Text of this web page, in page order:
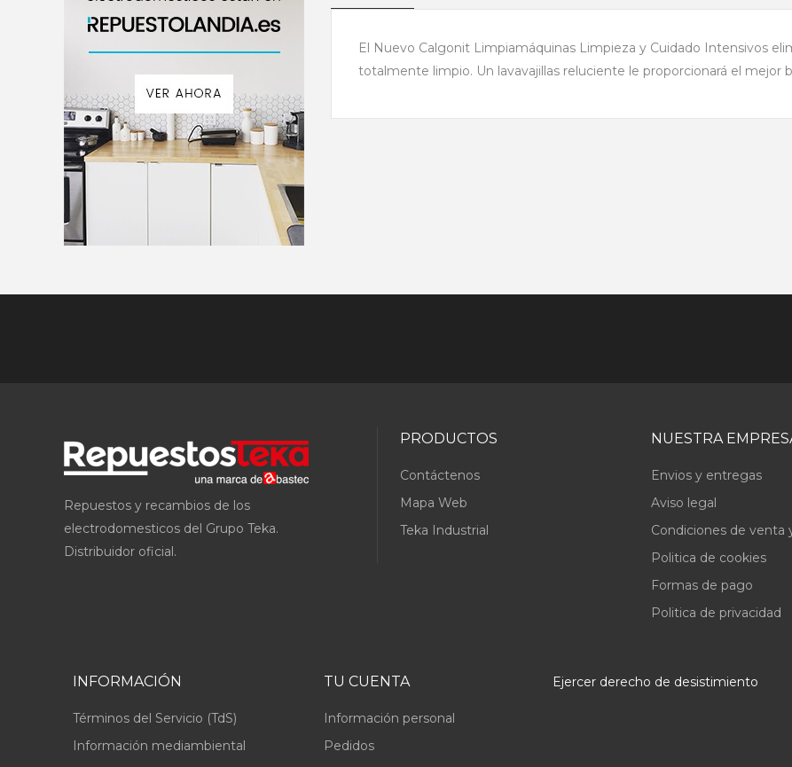
El Nuevo Calgonit Limpiamáquinas Limpieza y Cuidado Intensivos
totalmente limpio. Un lavavajillas reluciente le proporcionará el mejor
Repuestos y recambios de los
electrodomesticos del Grupo Teka.
Distribuidor oficial.
PRODUCTOS
Contáctenos
Mapa Web
Teka Industrial
NUESTRA
Envios y entregas
Aviso legal
Condiciones de venta
Politica de cookies
Formas de pago
Politica de privacidad
INFORMACIÓN
Términos del Servicio (TdS)
Información mediambiental
TU CUENTA
Información personal
Pedidos
Ejercer derecho de desistimiento